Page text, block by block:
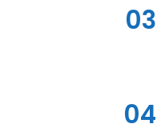
03
04